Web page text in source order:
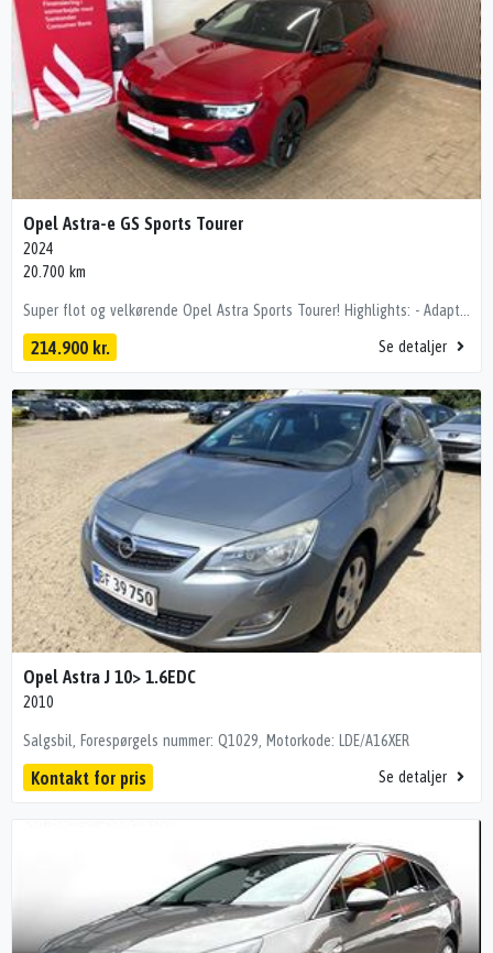
Opel Astra-e GS Sports Tourer
2024
20.700 km
Super flot og velkørende Opel Astra Sports Tourer! Highlights: - Adaptiv fartpilot - Sædevarme - Ratvarme - 360/bakkamera - P-sensor - Sort himmel - EL sæder - Apple carplay - Varmepumpe - Digital instrumentering - Alufælge - LED forlygter - Og meget mere! Bemærk bilen er importeret og kan derfor variere fra danske modeler. Bemærk er stadig med 3 faset ladning og udført servicebog! 🔐 Tryghed & kvalitet med Emmerske Tryghedspakke Ønsker du maksimal tryghed i din kommende bilhandel? Med Emmerske Tryghedspakke leveres bilen: ✔ Nysynet ✔ Nyserviceret ✔ Professionelt klargjort Alt dette for kun 3.500 kr., så du får en bil der er 100% klar til vejen kørecomputer, digitalt cockpit, læderrat, multifunktionsrat, dellæderindtræk, højdejust. førersæde, højdejust. forsæder, el indst. forsæder, el indst. førersæde, splitbagsæde, mørk loftbeklædning, ambiente belysning, alufælge, el-sidespejle, led kørelys, fuld led forlygter, led baglygter, automatgear, aircondition, fuldaut. klima, 2 zone klima, varme i rat, adaptiv fartpilot, nøglefri tænding, fjernb. centrallås, sædevarme, 4x el-ruder, håndfrit til mobil, apple carplay, android auto, musikstreaming via bluetooth, dab radio, 360° kamera, bakkamera, parkeringssensor (bag), parkeringssensor (for), isofix Vi tager gerne din bil i bytte og tilbyder udvidet sikring på mekaniske nedbrud på bilen i op til 36 mdr. Vi hjælper gerne med finansiering med eller uden udbetaling. www.emmerske-biler.dk Der tages forbehold for tastefejl.
214.900 kr. Se detaljer
Opel Astra J 10> 1.6EDC
2010
Salgsbil, Forespørgels nummer: Q1029, Motorkode: LDE/A16XER
Kontakt for pris Se detaljer